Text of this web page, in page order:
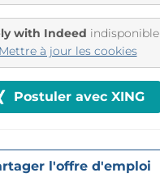
with Indeed indisponible
Mettre à jour les cookies
Postuler avec XING
l'offre d'emploi